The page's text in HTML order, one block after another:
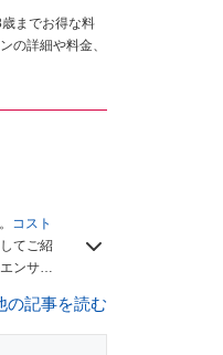
までお得な料
の詳細や料金、
コスト
てご紹
ンサー
の記事を読む